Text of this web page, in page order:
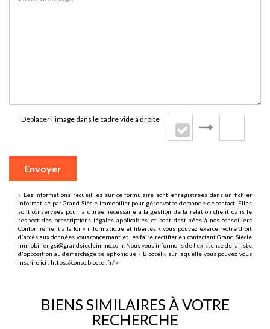
Déplacer l'image dans le cadre vide à droite
Envoyer
« Les informations recueillies sur ce formulaire sont enregistrées dans un fichier
informatisé par Grand Siècle Immobilier pour gérer votre demande de contact. Elles
sont conservées pour la durée nécessaire à la gestion de la relation client dans le
respect des prescriptions légales applicables et sont destinées à nos conseillers
Conformément à la loi « informatique et libertés », vous pouvez exercer votre droit
d'accès aux données vous concernant et les faire rectifier en contactant Grand Siècle
Immobilier gsi@grandsiecleimmo.com. Nous vous informons de l’existence de la liste
d'opposition au démarchage téléphonique « Bloctel », sur laquelle vous pouvez vous
inscrire ici : https://conso.bloctel.fr/»
BIENS SIMILAIRES À VOTRE
RECHERCHE